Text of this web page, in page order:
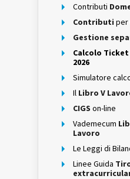
Contributi
Contributi per
Gestione
Calcolo
2026
Simulatore
Il Libro V
CIGS on-line
Vademecum
Lavoro
Le Leggi di
Linee Guida